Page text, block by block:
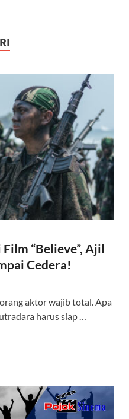
“Believe”, Ajil
Cedera!
aktor wajib total. Apa
harus siap …